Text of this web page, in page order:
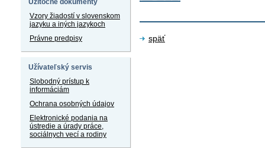
Užitočné dokumenty
Vzory žiadostí v slovenskom
jazyku a iných jazykoch
Právne predpisy
Užívateľský servis
Slobodný prístup k
informáciám
Ochrana osobných údajov
Elektronické podania na
ústredie a úrady práce,
sociálnych vecí a rodiny
späť